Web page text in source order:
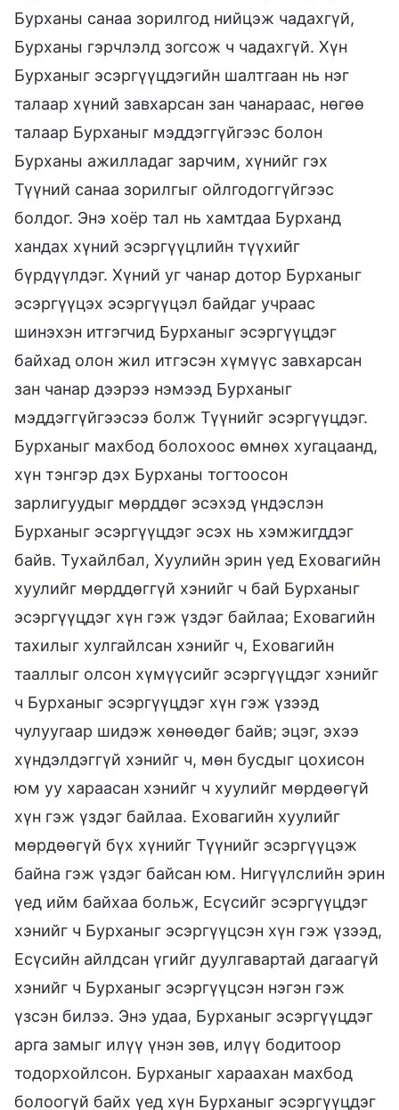
Бурханы санаа зорилгод нийцэж чадахгүй,
Бурханы гэрчлэлд зогсож ч чадахгүй. Хүн
Бурханыг эсэргүүцдэгийн шалтгаан нь нэг
талаар хүний завхарсан зан чанараас, нөгөө
талаар Бурханыг мэддэггүйгээс болон
Бурханы ажилладаг зарчим, хүнийг гэх
Түүний санаа зорилгыг ойлгодоггүйгээс
болдог. Энэ хоёр тал нь хамтдаа Бурханд
хандах хүний эсэргүүцлийн түүхийг
бүрдүүлдэг. Хүний уг чанар дотор Бурханыг
эсэргүүцэх эсэргүүцэл байдаг учраас
шинэхэн итгэгчид Бурханыг эсэргүүцдэг
байхад олон жил итгэсэн хүмүүс завхарсан
зан чанар дээрээ нэмээд Бурханыг
мэддэггүйгээсээ болж Түүнийг эсэргүүцдэг.
Бурханыг махбод болохоос өмнөх хугацаанд,
хүн тэнгэр дэх Бурханы тогтоосон
зарлигуудыг мөрддөг эсэхэд үндэслэн
Бурханыг эсэргүүцдэг эсэх нь хэмжигддэг
байв. Тухайлбал, Хуулийн эрин үед Еховагийн
хуулийг мөрддөггүй хэнийг ч бай Бурханыг
эсэргүүцдэг хүн гэж үздэг байлаа; Еховагийн
тахилыг хулгайлсан хэнийг ч, Еховагийн
тааллыг олсон хүмүүсийг эсэргүүцдэг хэнийг
ч Бурханыг эсэргүүцдэг хүн гэж үзээд
чулуугаар шидэж хөнөөдөг байв; эцэг, эхээ
хүндэлдэггүй хэнийг ч, мөн бусдыг цохисон
юм уу хараасан хэнийг ч хуулийг мөрдөөгүй
хүн гэж үздэг байлаа. Еховагийн хуулийг
мөрдөөгүй бүх хүнийг Түүнийг эсэргүүцэж
байна гэж үздэг байсан юм. Нигүүлслийн эрин
үед ийм байхаа больж, Есүсийг эсэргүүцдэг
хэнийг ч Бурханыг эсэргүүцсэн хүн гэж үзээд,
Есүсийн айлдсан үгийг дуулгавартай дагаагүй
хэнийг ч Бурханыг эсэргүүцсэн нэгэн гэж
үзсэн билээ. Энэ удаа, Бурханыг эсэргүүцдэг
арга замыг илүү үнэн зөв, илүү бодитоор
тодорхойлсон. Бурханыг хараахан махбод
болоогүй байх үед хүн Бурханыг эсэргүүцдэг